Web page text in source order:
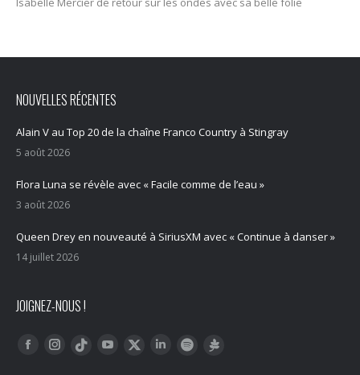
NOUVELLES RÉCENTES
Alain V au Top 20 de la chaîne Franco Country à Stingray
5 août 2026
Flora Luna se révèle avec « Facile comme de l’eau »
3 août 2026
Queen Drey en nouveauté à SiriusXM avec « Continue à danser »
14 juillet 2026
JOIGNEZ-NOUS !
Trouvez nous sur :
FacebookInstagram
Tiktok YouTubeTwitter LinkedInSpotify